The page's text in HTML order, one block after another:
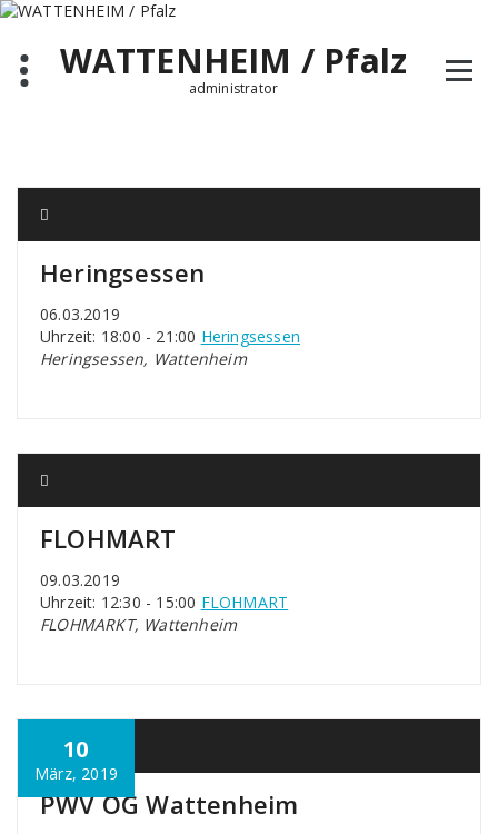
Zum
springenWATTENHEIM / Pfalz
administrator
Heringsessen
06.03.2019
Uhrzeit: 18:00 - 21:00 Heringsessen
Heringsessen, Wattenheim
FLOHMART
09.03.2019
Uhrzeit: 12:30 - 15:00 FLOHMART
FLOHMARKT, Wattenheim
10
März, 2019
PWV OG Wattenheim